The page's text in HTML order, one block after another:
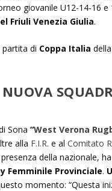
giovanile U12-14-16
Friuli Venezia Giulia.
partita di Coppa Italia
Sona “West Verona
alla F.I.R. e al Comitato
della nazionale,
Femminile Provinciale.
momento: “Questa